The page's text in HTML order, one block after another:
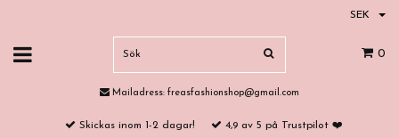
SEK
0
Mailadress: freasfashionshop@gmail.com
Skickas inom 1-2 dagar! 4,9 av 5 på Trustpilot ❤️